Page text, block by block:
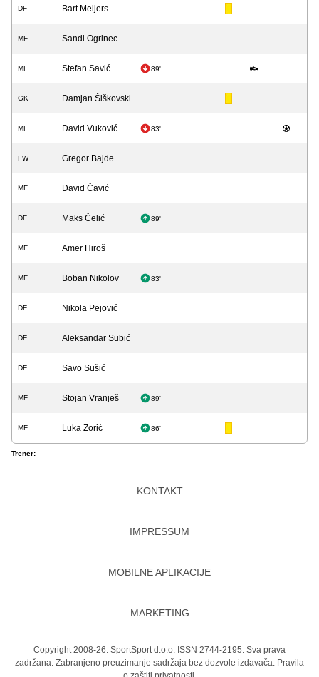
DF Bart Meijers
MF Sandi Ogrinec
MF Stefan Savić 89'
GK Damjan Šiškovski
MF David Vuković 83'
FW Gregor Bajde
MF David Čavić
DF Maks Čelić 89'
MF Amer Hiroš
MF Boban Nikolov 83'
DF Nikola Pejović
DF Aleksandar Subić
DF Savo Sušić
MF Stojan Vranješ 89'
MF Luka Zorić 86'
Trener: -
KONTAKT
IMPRESSUM
MOBILNE APLIKACIJE
MARKETING
Copyright 2008-26. SportSport d.o.o. ISSN 2744-2195. Sva prava
zadržana. Zabranjeno preuzimanje sadržaja bez dozvole izdavača. Pravila